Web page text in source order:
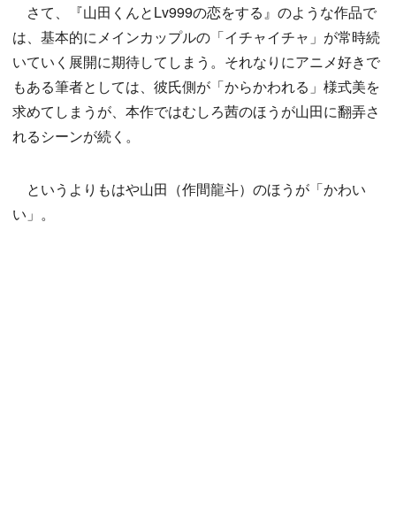
さて、『山田くんとLv999の恋をする』のような作品で
は、基本的にメインカップルの「イチャイチャ」が常時続
いていく展開に期待してしまう。それなりにアニメ好きで
もある筆者としては、彼氏側が「からかわれる」様式美を
求めてしまうが、本作ではむしろ茜のほうが山田に翻弄さ
れるシーンが続く。
というよりもはや山田（作間龍斗）のほうが「かわい
い」。